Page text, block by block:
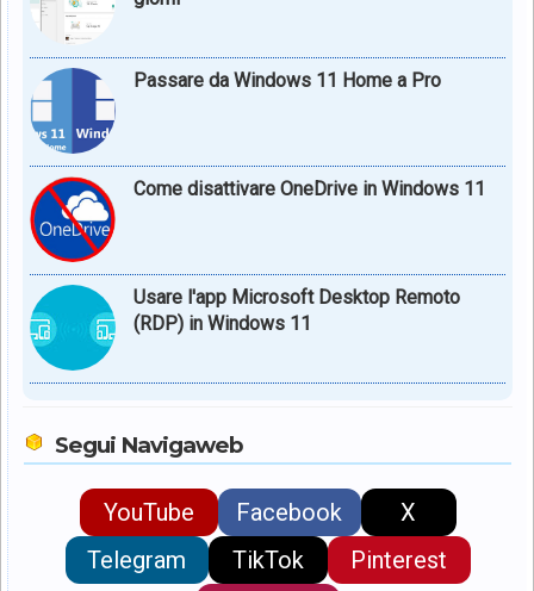
Passare da Windows 11 Home a Pro
Come disattivare OneDrive in Windows 11
Usare l'app Microsoft Desktop Remoto
(RDP) in Windows 11
Segui Navigaweb
YouTube Facebook
X
Telegram
TikTok
Pinterest